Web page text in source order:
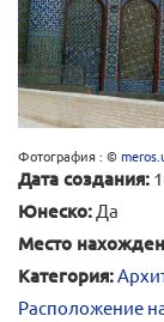
Фотография : ©
Дата создания:
Юнеско: Да
Место
Категория:
Расположение